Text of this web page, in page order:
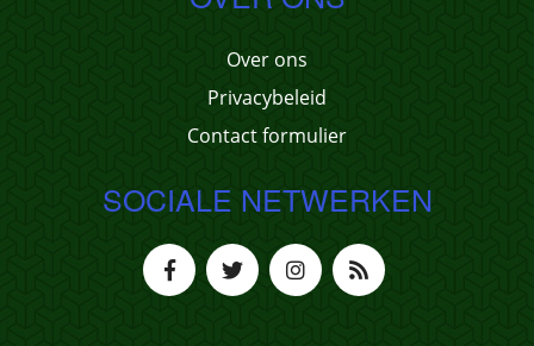
Over ons
Privacybeleid
Contact formulier
SOCIALE NETWERKEN